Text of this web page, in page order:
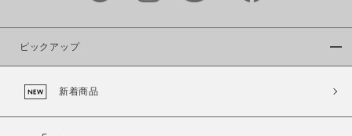
カラー
ピックアップ
新着商品